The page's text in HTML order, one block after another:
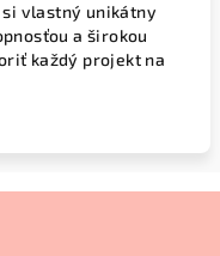
vlastný unikátny
a širokou
každý projekt na